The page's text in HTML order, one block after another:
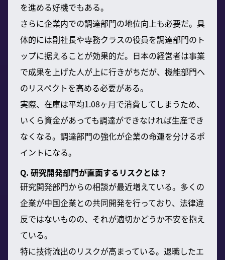
を進める好機でもある。
さらに企業内での調達部門の地位向上も必要だ。具
体的には副社長や専務クラスの役員を調達部門のト
ップに据えることが効果的だ。日本の経営者は事業
で成果を上げた人が上に行きがちだが、機能部門へ
のリスペクトを高める必要がある。
実際、在庫は平均1.08ヶ月で消費してしまうため、
いくら資金があっても調達ができなければ生産でき
なくなる。調達部門の強化が企業の命運を分けるポ
イントになる。
Q. 研究開発部門が直面するリスクとは？
研究開発部門からの相談が最近増えている。多くの
企業が中国企業との共同開発を行っており、法律違
反ではないものの、それが適切かどうか不安を抱え
ている。
特に技術流出のリスクが高まっている。退職したエ